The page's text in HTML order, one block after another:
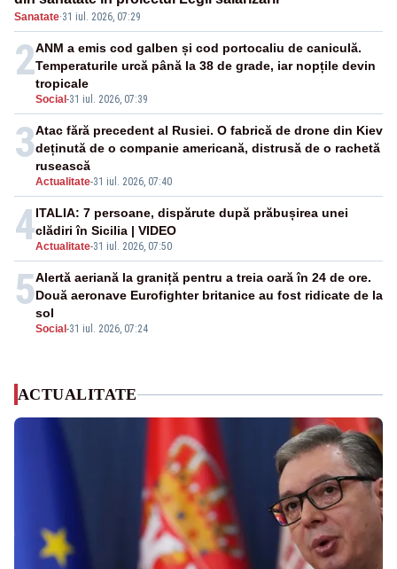
Sanatate·31 iul. 2026, 07:29
2
Social -31 iul. 2026, 07:39
ANM a emis cod galben și cod portocaliu de caniculă.
Temperaturile urcă până la 38 de grade, iar nopțile devin
tropicale
3
Actualitate-31 iul. 2026, 07:40
Atac fără precedent al Rusiei. O fabrică de drone din Kiev
deținută de o companie americană, distrusă de o rachetă
rusească
4Actualitate-31 iul. 2026, 07:50
ITALIA: 7 persoane, dispărute după prăbușirea unei
clădiri în Sicilia | VIDEO
5
Social -31 iul. 2026, 07:24
Alertă aeriană la graniță pentru a treia oară în 24 de ore.
Două aeronave Eurofighter britanice au fost ridicate de la
sol
ACTUALITATE